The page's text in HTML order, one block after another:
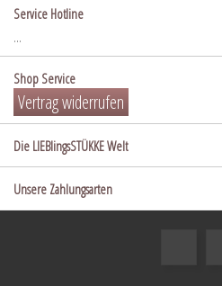
Service Hotline
...
Shop Service
Vertrag widerrufen
Die LIEBlingsSTÜKKE Welt
Unsere Zahlungsarten